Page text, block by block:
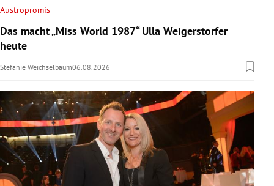
Austropromis
Das macht „Miss World 1987“ Ulla Weigerstorfer
heute
Stefanie Weichselbaum06.08.2026